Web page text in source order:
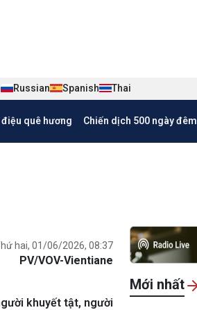
Russian Spanish Thai
điệu quê hương Chiến dịch 500 ngày đêm
hai, 01/06/2026, 08:37
PV/VOV-Vientiane
khuyết tật, người
Mới nhất